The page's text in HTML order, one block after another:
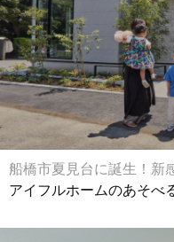
船橋市夏見台に誕生！新
アイフルホームのあそべ